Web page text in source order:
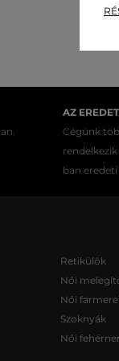
AZ
Cégünk
ban
Retikülök
Női
Női
Szoknyák
Női